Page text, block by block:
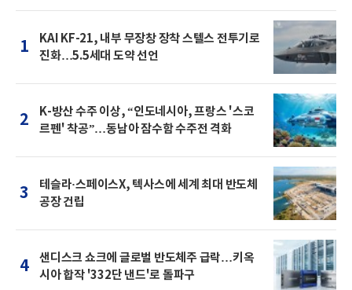
1
KAI KF-21, 내부 무장창 장착 스텔스 전투기로
진화…5.5세대 도약 선언
2
K-방산 수주 이상, “인도네시아, 프랑스 '스코
르펜' 착공”…동남아 잠수함 수주전 격화
3
테슬라·스페이스X, 텍사스에 세계 최대 반도체
공장 건립
4
샌디스크 쇼크에 글로벌 반도체주 급락…키옥
시아 합작 '332단 낸드'로 돌파구